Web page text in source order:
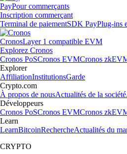
PayPour commerçants
Inscription commerçant
Terminal de paiementSDK PayPlug-ins
CronosLayer 1 compatible EVM
Explorez Cronos
Cronos PoSCronos EVMCronos
Explorer
AffiliationInstitutionsGarde
Crypto.com
À propos de nousActualités de la société
Développeurs
Cronos PoSCronos EVMCronos
Learn
LearnBitcoinRechercheActualités du
CRYPTO